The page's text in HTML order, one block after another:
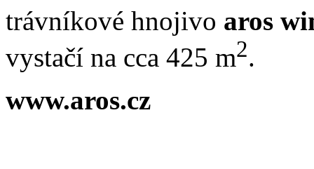
trávníkové hnojivo aros
vystačí na cca 425 m2.
www.aros.cz